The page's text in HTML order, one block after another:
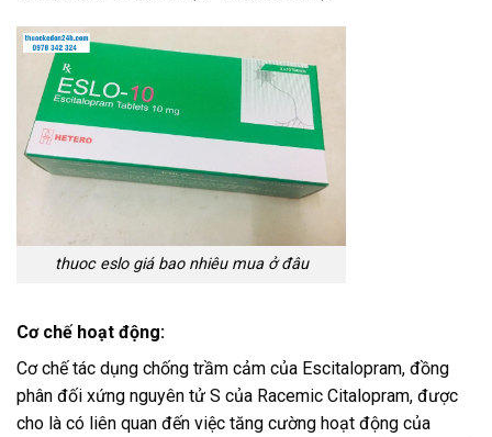
thuoc eslo giá bao nhiêu mua ở đâu
Cơ chế hoạt động:
Cơ chế tác dụng chống trầm cảm của Escitalopram, đồng
phân đối xứng nguyên tử S của Racemic Citalopram, được
cho là có liên quan đến việc tăng cường hoạt động của